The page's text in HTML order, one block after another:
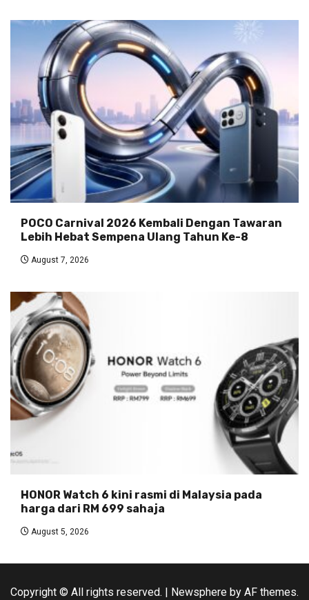
POCO Carnival 2026 Kembali Dengan Tawaran
Lebih Hebat Sempena Ulang Tahun Ke-8
August 7, 2026
HONOR Watch 6 kini rasmi di Malaysia pada
harga dari RM 699 sahaja
August 5, 2026
Copyright © All rights reserved. | Newsphere by AF themes.